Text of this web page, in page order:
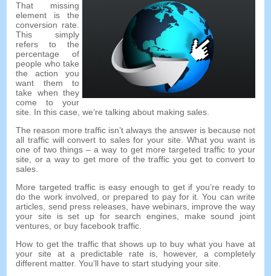
That missing
element is the
conversion rate.
This simply
refers to the
percentage of
people who take
the action you
want them to
take when they
come to your
site. In this case,we’re talking about making sales.
The reason more traffic isn’t always the answer is because not
all traffic will convert to sales for your site. What you want is
one of two things –a way to get more targeted traffic to your
site, or a way to get more of the traffic you get to convert to
sales.
More targeted traffic is easy enough to get if you’re ready to
do the work involved,or prepared to pay for it.You can write
articles, send press releases, have webinars, improve the way
your site is set up for search engines, make sound joint
ventures,or buy facebook traffic.
How to get the traffic that shows up to buy what you have at
your site at a predictable rate is, however, a completely
different matter.You’ll have to start studying your site.